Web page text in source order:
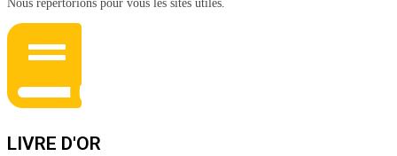
Nous répertorions pour vous les sites utiles.
LIVRE D'OR